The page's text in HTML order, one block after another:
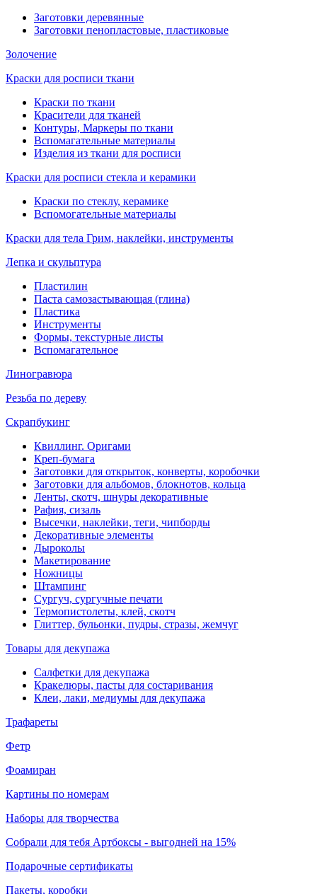
Заготовки деревянные
Заготовки пенопластовые, пластиковые
Золочение
Краски для росписи ткани
Краски по ткани
Красители для тканей
Контуры, Маркеры по ткани
Вспомагательные материалы
Изделия из ткани для росписи
Краски для росписи стекла и керамики
Краски по стеклу, керамике
Вспомогательные материалы
Краски для тела Грим, наклейки, инструменты
Лепка и скульптура
Пластилин
Паста самозастывающая (глина)
Пластика
Инструменты
Формы, текстурные листы
Вспомагательное
Линогравюра
Резьба по дереву
Скрапбукинг
Квиллинг. Оригами
Креп-бумага
Заготовки для открыток, конверты, коробочки
Заготовки для альбомов, блокнотов, кольца
Ленты, скотч, шнуры декоративные
Рафия, сизаль
Высечки, наклейки, теги, чипборды
Декоративные элементы
Дыроколы
Макетирование
Ножницы
Штампинг
Сургуч, сургучные печати
Термопистолеты, клей, скотч
Глиттер, бульонки, пудры, стразы, жемчуг
Товары для декупажа
Салфетки для декупажа
Кракелюры, пасты для состаривания
Клеи, лаки, медиумы для декупажа
Трафареты
Фетр
Фоамиран
Картины по номерам
Наборы для творчества
Собрали для тебя Артбоксы - выгодней на 15%
Подарочные сертификаты
Пакеты, коробки